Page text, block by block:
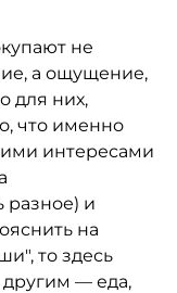
не
а ощущение,
для них,
что именно
интересами
разное) и
на
то здесь
— еда,